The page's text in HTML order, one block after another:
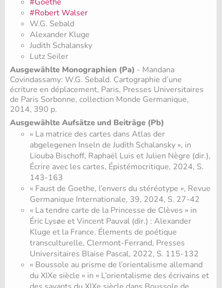
#Robert Walser
W.G. Sebald
Alexander Kluge
Judith Schalansky
Lutz Seiler
Ausgewählte Monographien (Pa) - Mandana
Covindassamy: W.G. Sebald. Cartographie d’une
écriture en déplacement, Paris, Presses Universitaires
de Paris Sorbonne, collection Monde Germanique,
2014, 390 p.
Ausgewählte Aufsätze und Beiträge (Pb)
« La matrice des cartes dans Atlas der
abgelegenen Inseln de Judith Schalansky », in
Liouba Bischoff, Raphaël Luis et Julien Nègre (dir.),
Écrire avec les cartes, Épistémocritique, 2024, S.
143-163
« Faust de Goethe, l’envers du stéréotype », Revue
Germanique Internationale, 39, 2024, S. 27-42
« La tendre carte de la Princesse de Clèves » in
Éric Lysøe et Vincent Pauval (dir.) : Alexander
Kluge et la France. Élements de poétique
transculturelle, Clermont-Ferrand, Presses
Universitaires Blaise Pascal, 2022, S. 115-132
« Boussole au prisme de l’orientalisme allemand
du XIXe siècle » in « L’orientalisme des écrivains et